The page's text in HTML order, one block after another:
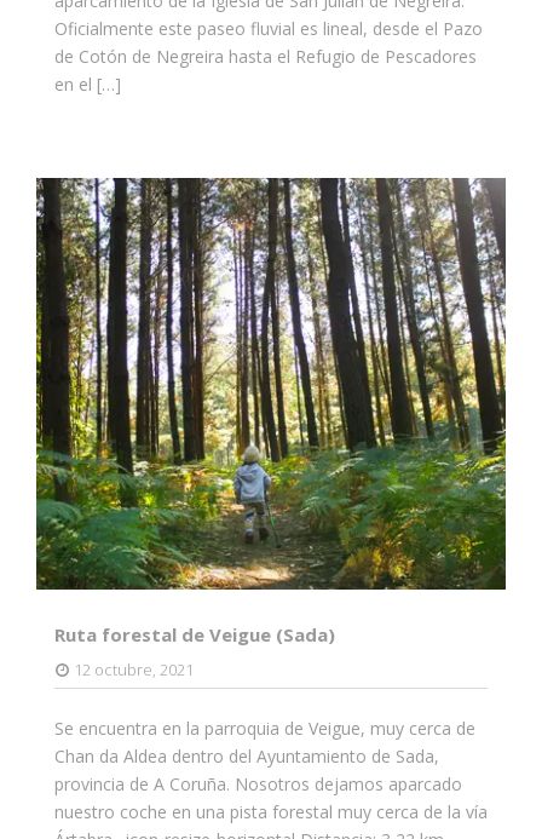
Oficialmente este paseo fluvial es lineal, desde el Pazo
de Cotón de Negreira hasta el Refugio de Pescadores
en el […]
Ruta forestal de Veigue (Sada)
12 octubre, 2021
Se encuentra en la parroquia de Veigue, muy cerca de
Chan da Aldea dentro del Ayuntamiento de Sada,
provincia de A Coruña. Nosotros dejamos aparcado
nuestro coche en una pista forestal muy cerca de la vía